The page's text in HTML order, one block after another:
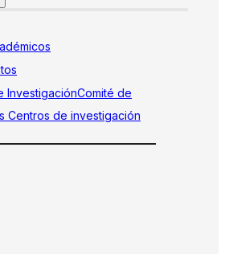
InvestigaciónComité de
Centros de investigación